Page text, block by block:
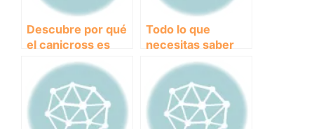
Descubre por qué
el canicross es
más que un
deporte: La
importancia de
esta actividad para
tu perro
Todo lo que
necesitas saber
sobre el desarrollo
del canicross: una
guía completa